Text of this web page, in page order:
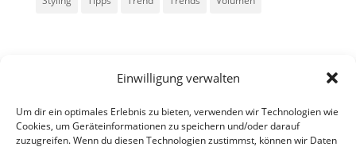
Einwilligung verwalten
Um dir ein optimales Erlebnis zu bieten, verwenden wir Technologien wie
Cookies, um Geräteinformationen zu speichern und/oder darauf
zuzugreifen. Wenn du diesen Technologien zustimmst, können wir Daten